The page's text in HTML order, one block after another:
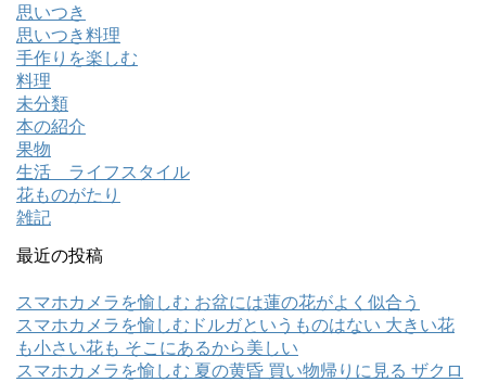
思いつき
思いつき料理
手作りを楽しむ
料理
未分類
本の紹介
果物
生活 ライフスタイル
花ものがたり
雑記
最近の投稿
スマホカメラを愉しむ お盆には蓮の花がよく似合う
スマホカメラを愉しむドルガというものはない 大きい花
も小さい花も そこにあるから美しい
スマホカメラを愉しむ 夏の黄昏 買い物帰りに見る ザクロ